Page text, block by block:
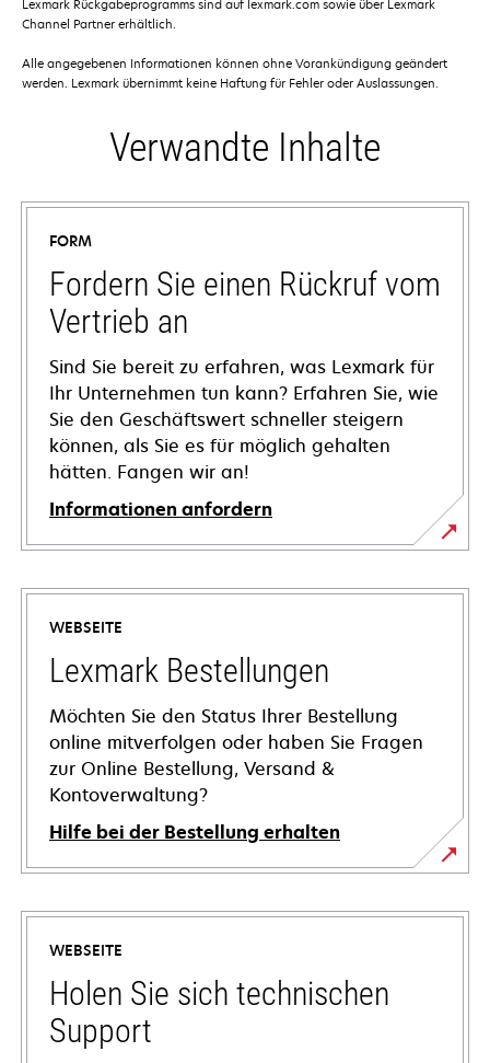
Lexmark Rückgabeprogramms sind auf lexmark.com sowie über Lexmark
Channel Partner erhältlich.
Alle angegebenen Informationen können ohne Vorankündigung geändert
werden. Lexmark übernimmt keine Haftung für Fehler oder Auslassungen.
Verwandte Inhalte
FORM
Fordern Sie einen Rückruf vom
Vertrieb an
Sind Sie bereit zu erfahren, was Lexmark für
Ihr Unternehmen tun kann? Erfahren Sie, wie
Sie den Geschäftswert schneller steigern
können, als Sie es für möglich gehalten
hätten. Fangen wir an!
Informationen anfordern
WEBSEITE
Lexmark Bestellungen
Möchten Sie den Status Ihrer Bestellung
online mitverfolgen oder haben Sie Fragen
zur Online Bestellung, Versand &
Kontoverwaltung?
Hilfe bei der Bestellung erhalten
WEBSEITE
Holen Sie sich technischen
Support